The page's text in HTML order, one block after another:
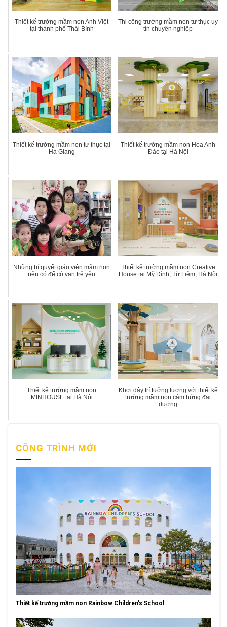
Thiết kế trường mầm non Anh Việt
tại thành phố Thái Bình
Thi công trường mầm non tư thục uy
tín chuyên nghiệp
Thiết kế trường mầm non tư thục tại
Hà Giang
Thiết kế trường mầm non Hoa Anh
Đào tại Hà Nội
Những bí quyết giáo viên mầm non
nên có để có vạn trẻ yêu
Thiết kế trường mầm non Creative
House tại Mỹ Đình, Từ Liêm, Hà Nội
Thiết kế trường mầm non
MINHOUSE tại Hà Nội
Khơi dậy trí tưởng tượng với thiết kế
trường mầm non cảm hứng đại
dương
CÔNG TRÌNH MỚI
Thiết kế trường mầm non Rainbow Children’s School